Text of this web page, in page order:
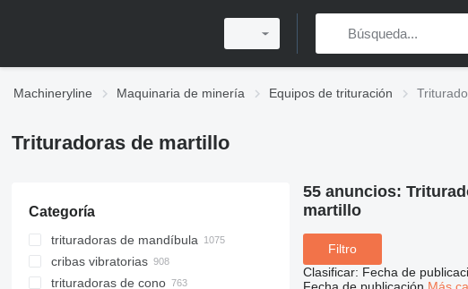
Machineryline Maquinaria de minería Equipos de trituración
Trituradoras de martillo
Categoría
trituradoras de mandíbula
cribas vibratorias
trituradoras de cono
55 anuncios:
martillo
Filtro
Clasificar: Fecha de